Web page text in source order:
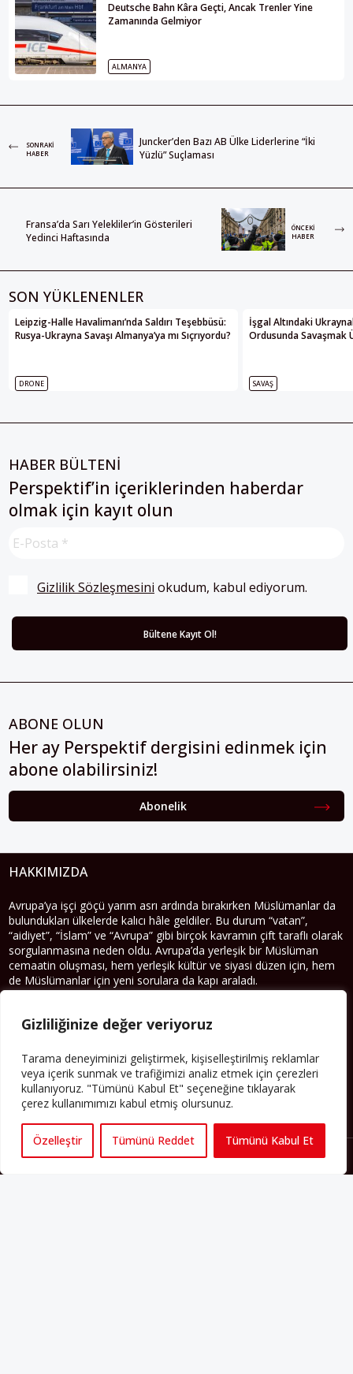
Gizliliğinize değer veriyoruz
Tarama deneyiminizi geliştirmek, kişiselleştirilmiş reklamlar
veya içerik sunmak ve trafiğimizi analiz etmek için çerezleri
kullanıyoruz. "Tümünü Kabul Et" seçeneğine tıklayarak
çerez kullanımımızı kabul etmiş olursunuz.
Özelleştir Tümünü Reddet Tümünü Kabul Et
Deutsche Bahn Kâra Geçti, Ancak Trenler Yine
Zamanında Gelmiyor
ALMANYA
SONRAKI
HABER
Juncker’den Bazı AB Ülke Liderlerine “İki
Yüzlü” Suçlaması
Fransa’da Sarı Yelekliler’in Gösterileri
Yedinci Haftasında
ÖNCEKI
HABER
SON YÜKLENENLER
Leipzig-Halle Havalimanı’nda Saldırı Teşebbüsü:
Rusya-Ukrayna Savaşı Almanya’ya mı Sıçrıyordu?
DRONE
İşgal Altındaki
Ordusunda Savaşmak
SAVAŞ
HABER BÜLTENİ
Perspektif’in içeriklerinden haberdar
olmak için kayıt olun
Gizlilik Sözleşmesini okudum, kabul ediyorum.
ABONE OLUN
Her ay Perspektif dergisini edinmek için
abone olabilirsiniz!
Abonelik
HAKKIMIZDA
Avrupa’ya işçi göçü yarım asrı ardında bırakırken Müslümanlar da
bulundukları ülkelerde kalıcı hâle geldiler. Bu durum “vatan”,
“aidiyet”, “İslam” ve “Avrupa” gibi birçok kavramın çift taraflı olarak
sorgulanmasına neden oldu. Avrupa’da yerleşik bir Müslüman
cemaatin oluşması, hem yerleşik kültür ve siyasi düzen için, hem
de Müslümanlar için yeni sorulara da kapı araladı.